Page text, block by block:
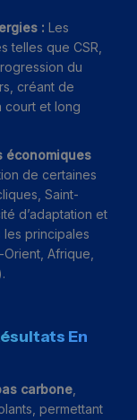
: Les
telles que CSR,
du
créant de
court et long
économiques
de certaines
Saint-
d’adaptation et
principales
Afrique,
En
carbone
permettant